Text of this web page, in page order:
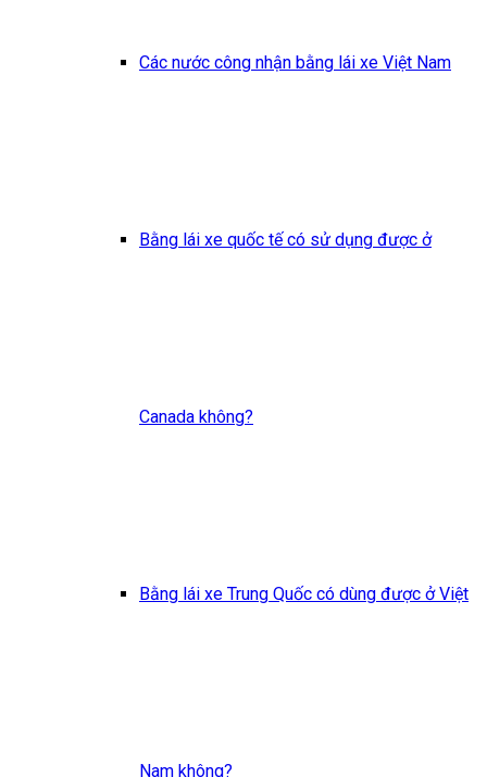
Các nước công nhận bằng lái xe Việt Nam
Bằng lái xe quốc tế có sử dụng được ở
Canada không?
Bằng lái xe Trung Quốc có dùng được ở Việt
Nam không?